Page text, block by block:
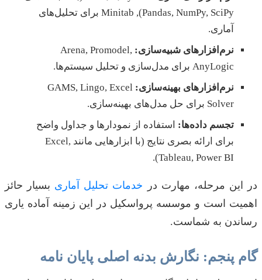
Pandas, NumPy, SciPy), Minitab برای تحلیل‌های
آماری.
نرم‌افزارهای شبیه‌سازی: Arena, Promodel,
AnyLogic برای مدل‌سازی و تحلیل سیستم‌ها.
نرم‌افزارهای بهینه‌سازی: GAMS, Lingo, Excel
Solver برای حل مدل‌های بهینه‌سازی.
تجسم داده‌ها: استفاده از نمودارها و جداول واضح
برای ارائه بصری نتایج (با ابزارهایی مانند Excel,
Tableau, Power BI).
در این مرحله، مهارت در خدمات تحلیل آماری بسیار حائز
اهمیت است و موسسه پرواسکیل در این زمینه آماده یاری
رساندن به شماست.
گام پنجم: نگارش بدنه اصلی پایان نامه